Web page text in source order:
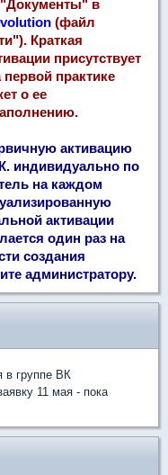
в
(файл
Краткая
присутствует
практике
о ее
активацию
индивидуально по
на каждом
активации
один раз на
создания
администратору.
в группе ВК
11 мая - пока